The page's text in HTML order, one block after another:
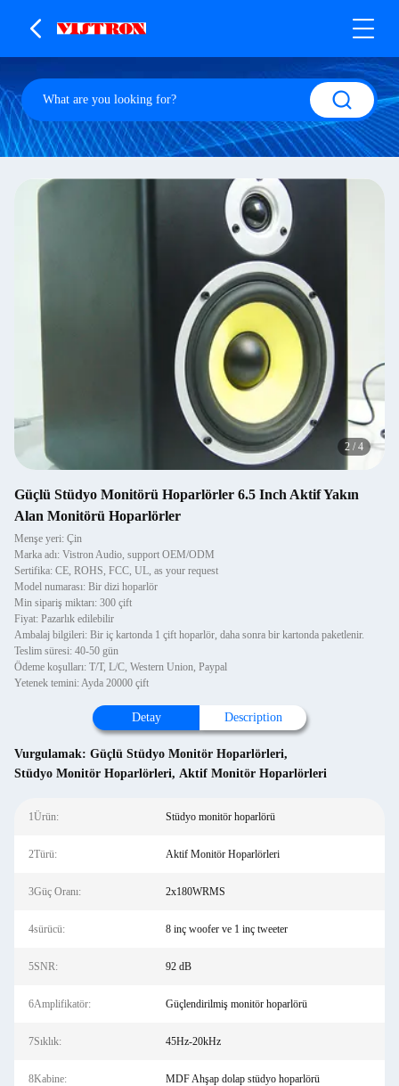
2 / 4
Güçlü Stüdyo Monitörü Hoparlörler 6.5 Inch Aktif Yakın
Alan Monitörü Hoparlörler
Menşe yeri: Çin
Marka adı: Vistron Audio, support OEM/ODM
Sertifika: CE, ROHS, FCC, UL, as your request
Model numarası: Bir dizi hoparlör
Min sipariş miktarı: 300 çift
Fiyat: Pazarlık edilebilir
Ambalaj bilgileri: Bir iç kartonda 1 çift hoparlör, daha sonra bir kartonda paketlenir.
Teslim süresi: 40-50 gün
Ödeme koşulları: T/T, L/C, Western Union, Paypal
Yetenek temini: Ayda 20000 çift
Detay Description
Vurgulamak: Güçlü Stüdyo Monitör Hoparlörleri,
Stüdyo Monitör Hoparlörleri, Aktif Monitör Hoparlörleri
1Ürün: Stüdyo monitör hoparlörü
2Türü: Aktif Monitör Hoparlörleri
3Güç Oranı: 2x180WRMS
4sürücü: 8 inç woofer ve 1 inç tweeter
5SNR: 92 dB
6Amplifikatör: Güçlendirilmiş monitör hoparlörü
7Sıklık: 45Hz-20kHz
8Kabine: MDF Ahşap dolap stüdyo hoparlörü